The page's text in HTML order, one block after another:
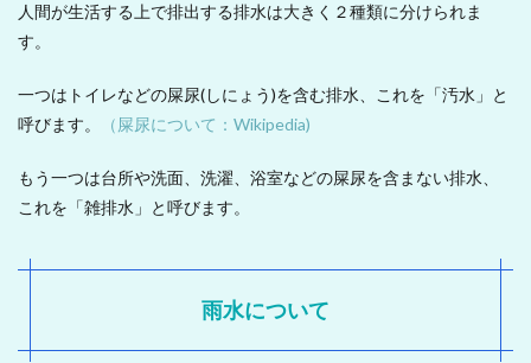
人間が生活する上で排出する排水は大きく２種類に分けられま
す。
一つはトイレなどの屎尿(しにょう)を含む排水、これを「汚水」と
呼びます。
（屎尿について：Wikipedia)
もう一つは台所や洗面、洗濯、浴室などの屎尿を含まない排水、
これを「雑排水」と呼びます。
雨水について